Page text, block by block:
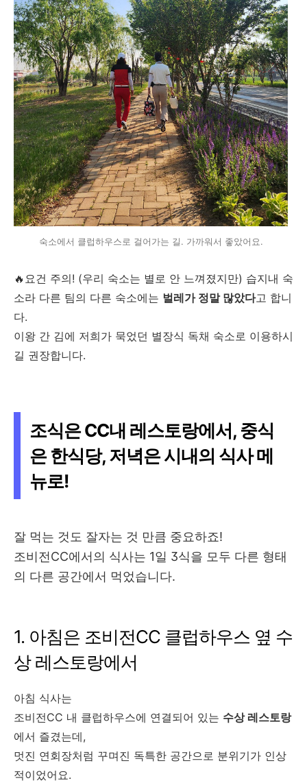
숙소에서 클럽하우스로 걸어가는 길. 가까워서 좋았어요.
🔥요건 주의! (우리 숙소는 별로 안 느껴졌지만) 습지내 숙
소라 다른 팀의 다른 숙소에는 벌레가 정말 많았다고 합니
다.
이왕 간 김에 저희가 묵었던 별장식 독채 숙소로 이용하시
길 권장합니다.
조식은 CC내 레스토랑에서, 중식
은 한식당, 저녁은 시내의 식사 메
뉴로!
잘 먹는 것도 잘자는 것 만큼 중요하죠!
조비전CC에서의 식사는 1일 3식을 모두 다른 형태
의 다른 공간에서 먹었습니다.
1. 아침은 조비전CC 클럽하우스 옆 수
상 레스토랑에서
아침 식사는
조비전CC 내 클럽하우스에 연결되어 있는 수상 레스토랑
에서 즐겼는데,
멋진 연회장처럼 꾸며진 독특한 공간으로 분위기가 인상
적이었어요.